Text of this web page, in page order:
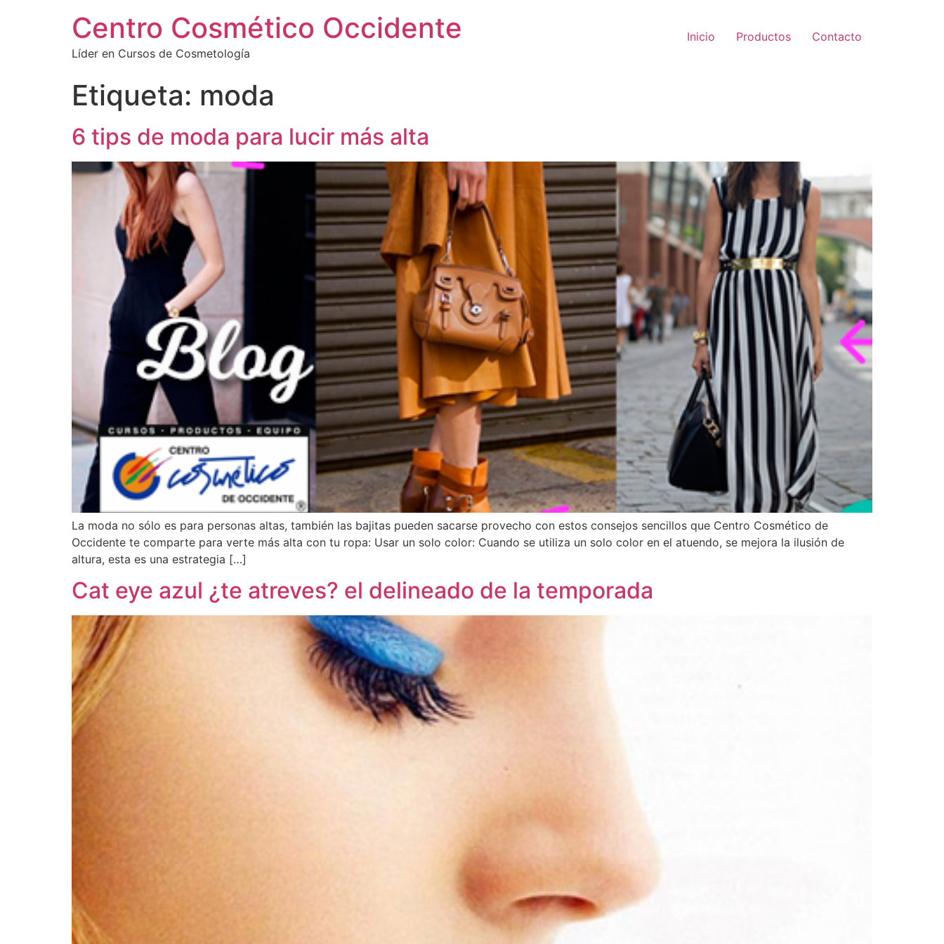
Centro Cosmético Occidente
Líder en Cursos de Cosmetología
Inicio Productos Contacto
Etiqueta: moda
6 tips de moda para lucir más alta
La moda no sólo es para personas altas, también las bajitas pueden sacarse provecho con estos consejos sencillos que Centro Cosmético de
Occidente te comparte para verte más alta con tu ropa: Usar un solo color: Cuando se utiliza un solo color en el atuendo, se mejora la ilusión de
altura, esta es una estrategia […]
Cat eye azul ¿te atreves? el delineado de la temporada